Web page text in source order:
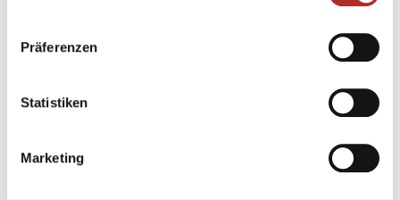
Präferenzen
Statistiken
Marketing